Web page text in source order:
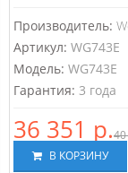
Производитель:
Артикул: WG743E
Модель: WG743E
Гарантия: 3 года
36 351 р.
В КОРЗИНУ